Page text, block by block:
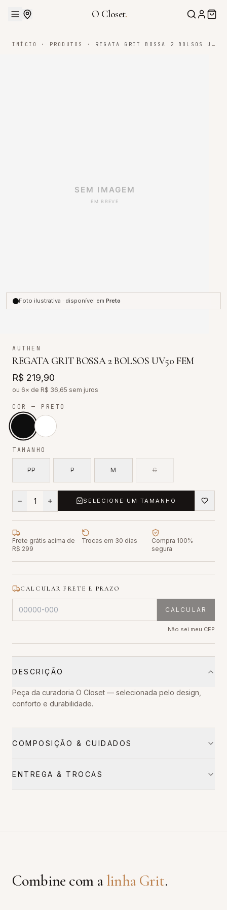
O Closet.
INÍCIO · PRODUTOS · REGATA GRIT BOSSA 2 BOLSOS UV50 FEM
Foto ilustrativa · disponível em Preto
AUTHEN
REGATA GRIT BOSSA 2 BOLSOS UV50 FEM
R$ 219,90
ou 6× de R$ 36,65 sem juros
COR — PRETO
TAMANHO
PP P M G
1 SELECIONE UM TAMANHO
Frete grátis acima de
R$ 299
Trocas em 30 dias
Compra 100%
segura
CALCULAR FRETE E PRAZO
CALCULAR
Não sei meu CEP
DESCRIÇÃO
Peça da curadoria O Closet — selecionada pelo design,
conforto e durabilidade.
COMPOSIÇÃO & CUIDADOS
ENTREGA & TROCAS
Combine com alinhaGrit.